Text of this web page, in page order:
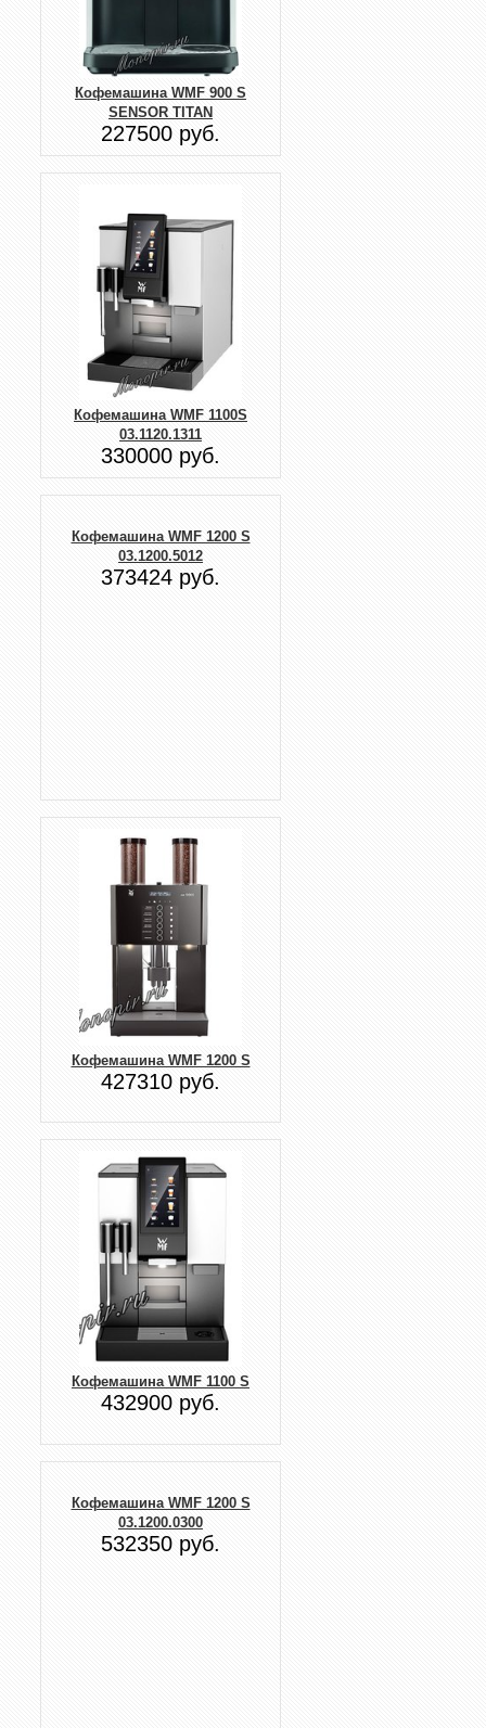
Кофемашина WMF 900 S
SENSOR TITAN
227500 руб.
Кофемашина WMF 1100S
03.1120.1311
330000 руб.
Кофемашина WMF 1200 S
03.1200.5012
373424 руб.
Кофемашина WMF 1200 S
427310 руб.
Кофемашина WMF 1100 S
432900 руб.
Кофемашина WMF 1200 S
03.1200.0300
532350 руб.